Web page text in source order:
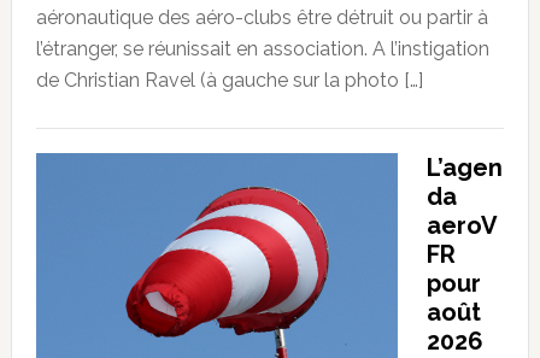
aéronautique des aéro-clubs être détruit ou partir à
l’étranger, se réunissait en association. A l’instigation
de Christian Ravel (à gauche sur la photo […]
L’agen
da
aeroV
FR
pour
août
2026